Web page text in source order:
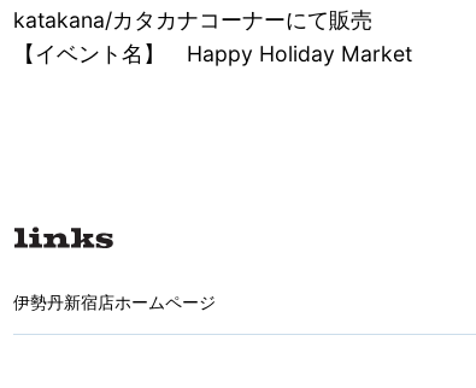
katakana/カタカナコーナーにて販売
【イベント名】 Happy Holiday Market
伊勢丹新宿店ホームページ